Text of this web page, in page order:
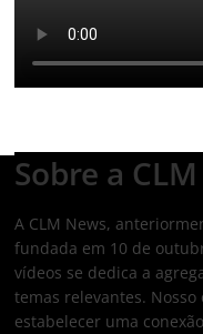
Sobre a
A CLM News,
fundada em 10 de
vídeos se dedica a
temas relevantes.
estabelecer uma